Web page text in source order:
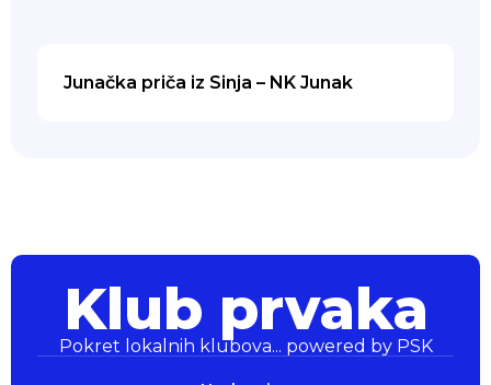
Junačka priča iz Sinja – NK Junak
Klub prvaka
Pokret lokalnih klubova... powered by PSK